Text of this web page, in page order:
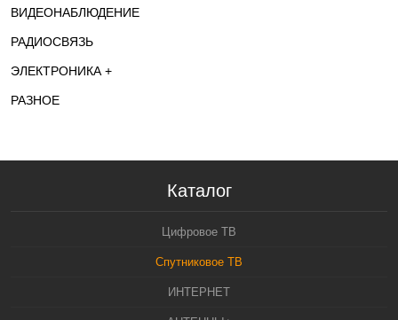
ВИДЕОНАБЛЮДЕНИЕ
РАДИОСВЯЗЬ
ЭЛЕКТРОНИКА +
РАЗНОЕ
Каталог
Цифровое ТВ
Спутниковое ТВ
ИНТЕРНЕТ